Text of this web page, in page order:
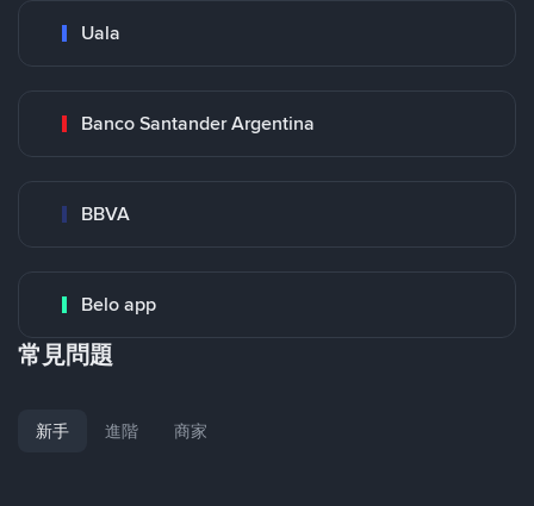
Uala
Banco Santander Argentina
BBVA
Belo app
常見問題
新手 進階 商家